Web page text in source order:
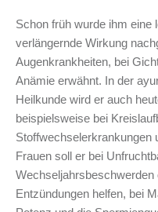
Schon früh wurde ihm eine
verlängernde Wirkung
Augenkrankheiten, bei
Anämie erwähnt. In der
Heilkunde wird er auch
beispielsweise bei
Stoffwechselerkrankungen
Frauen soll er bei
Entzündungen helfen, bei